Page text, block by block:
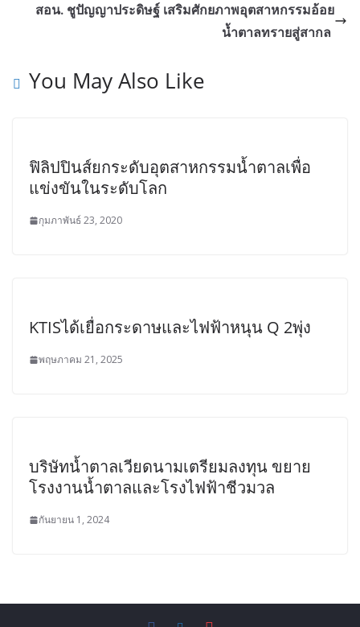
สอน. ชูปัญญาประดิษฐ์ เสริมศักยภาพอุตสาหกรรมอ้อย
น้ำตาลทรายสู่สากล
You May Also Like
ฟิลิปปินส์ยกระดับอุตสาหกรรมน้ำตาลเพื่อ
แข่งขันในระดับโลก
กุมภาพันธ์ 23, 2020
KTISได้เยื่อกระดาษและไฟฟ้าหนุน Q 2พุ่ง
พฤษภาคม 21, 2025
บริษัทน้ำตาลเวียดนามเตรียมลงทุน ขยาย
โรงงานน้ำตาลและโรงไฟฟ้าชีวมวล
กันยายน 1, 2024